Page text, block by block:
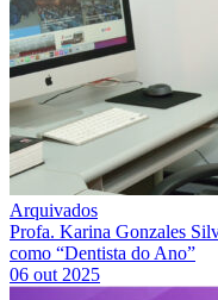
Arquivados
Profa. Karina Gonzales
como “Dentista do Ano”
06 out 2025